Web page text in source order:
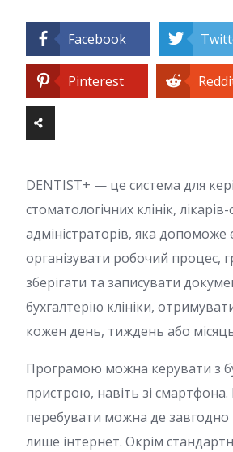
Facebook
Pinterest
DENTIST+ — це система для
стоматологічних клінік,
адміністраторів, яка
організувати робочий процес,
зберігати та записувати
бухгалтерію клініки,
кожен день, тиждень або
Програмою можна керувати з
пристрою, навіть зі
перебувати можна де
лише інтернет. Окрім